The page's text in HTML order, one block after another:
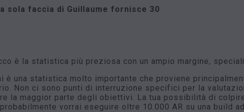
sola faccia di Guillaume fornisce 30
è la statistica più preziosa con un ampio margine,
è una statistica molto importante che proviene
Non ci sono punti di interruzione specifici per la
la maggior parte degli obiettivi. La tua possibilità di
vorrai eseguire oltre 10.000 AR su una build